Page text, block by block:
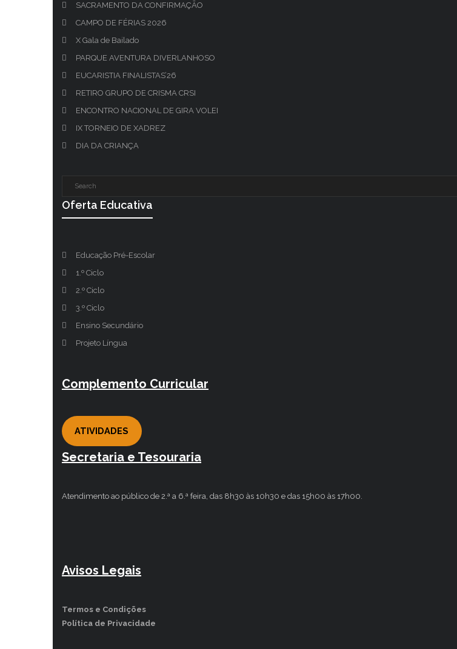
SACRAMENTO DA CONFIRMAÇÃO
CAMPO DE FÉRIAS 2026
X Gala de Bailado
PARQUE AVENTURA DIVERLANHOSO
EUCARISTIA FINALISTAS’26
RETIRO GRUPO DE CRISMA CRSI
ENCONTRO NACIONAL DE GIRA VOLEI
IX TORNEIO DE XADREZ
DIA DA CRIANÇA
Oferta Educativa
Educação Pré-Escolar
1.º Ciclo
2.º Ciclo
3.º Ciclo
Ensino Secundário
Projeto Língua
Complemento Curricular
ATIVIDADES
Secretaria e Tesouraria
Atendimento ao público de 2.ª a 6.ª feira, das 8h30 às 10h30 e das 15h00 às 17h00.
Avisos Legais
Termos e Condições
Política de Privacidade